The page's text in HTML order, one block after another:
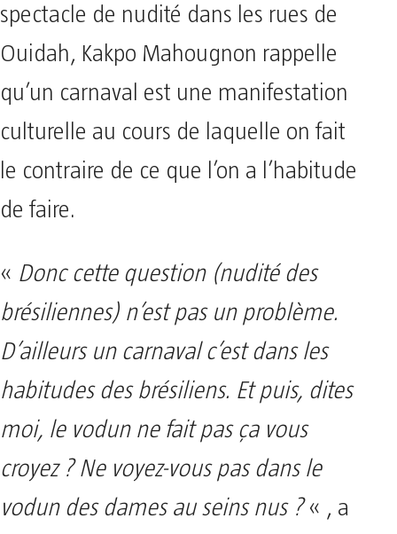
spectacle de nudité dans les rues de
Ouidah, Kakpo Mahougnon rappelle
qu’un carnaval est une manifestation
culturelle au cours de laquelle on fait
le contraire de ce que l’on a l’habitude
de faire.
« Donc cette question (nudité des
brésiliennes) n’est pas un problème.
D’ailleurs un carnaval c’est dans les
habitudes des brésiliens. Et puis, dites
moi, le vodun ne fait pas ça vous
croyez ? Ne voyez-vous pas dans le
vodun des dames au seins nus ?« , a